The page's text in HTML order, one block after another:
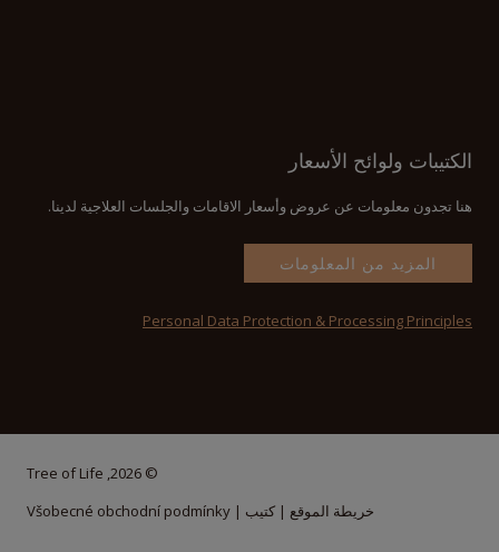
الكتيبات ولوائح الأسعار
هنا تجدون معلومات عن عروض وأسعار الاقامات والجلسات العلاجية لدينا.
المزيد من المعلومات
Personal Data Protection & Processing Principles
© 2026, Tree of Life
خريطة الموقع | كتيب |
Všobecné obchodní podmínky